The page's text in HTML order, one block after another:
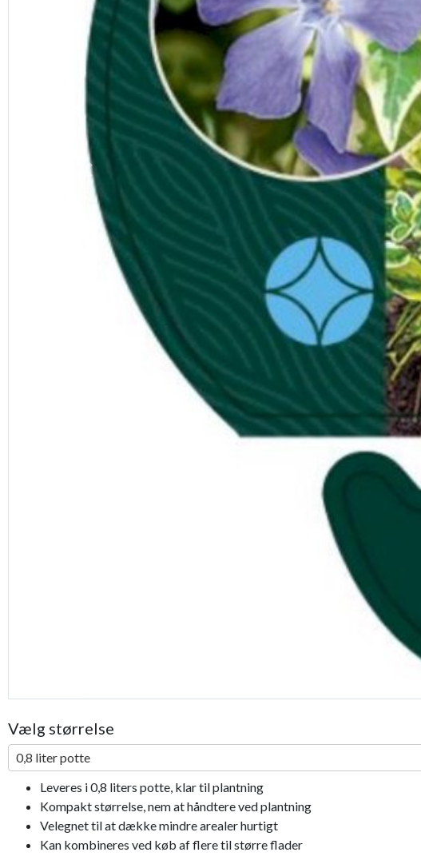
Previous
Vælg størrelse
0,8 liter potte
Leveres i 0,8 liters potte, klar til plantning
Kompakt størrelse, nem at håndtere ved plantning
Velegnet til at dække mindre arealer hurtigt
Kan kombineres ved køb af flere til større flader